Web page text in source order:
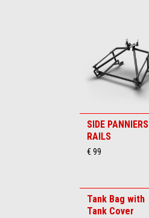
SIDE PANNIERS
RAILS
€ 99
Tank Bag with
Tank Cover